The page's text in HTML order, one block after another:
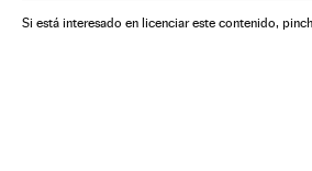
Si está interesado en licenciar este contenido,